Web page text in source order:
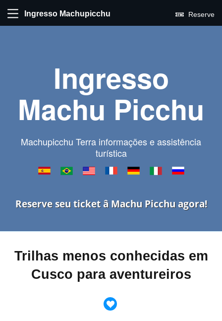
Ingresso Machupicchu Reserve
Ingresso
Machu Picchu
Machupicchu Terra informações e assistência
turística
Reserve seu ticket â Machu Picchu agora!
Trilhas menos conhecidas em
Cusco para aventureiros